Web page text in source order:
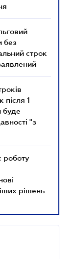
без
строк
після 1
буде
"з
роботу
рішень